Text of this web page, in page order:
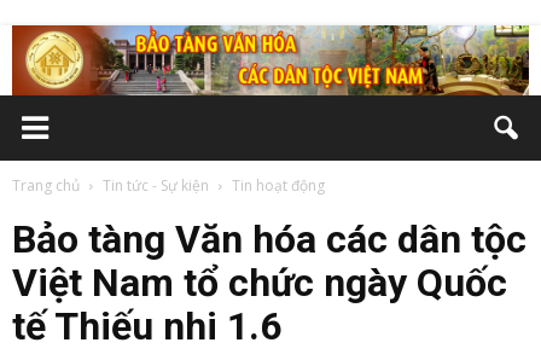
Trang chủ Tin tức - Sự kiện Tin hoạt động
Bảo tàng Văn hóa các dân tộc
Việt Nam tổ chức ngày Quốc
tế Thiếu nhi 1.6